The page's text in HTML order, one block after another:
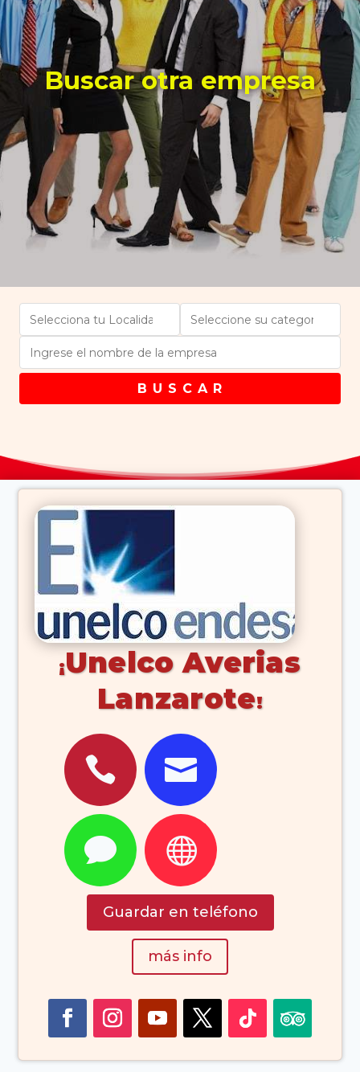
Buscar otra empresa
B U S C A R
Unelco Averias
Lanzarote
 
 
Guardar en teléfono
más info